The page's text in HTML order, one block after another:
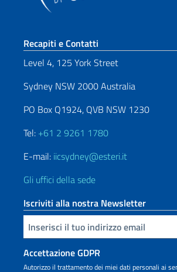
Sezione footer
Recapiti e Contatti
Level 4, 125 York Street
Sydney NSW 2000 Australia
PO Box Q1924, QVB NSW 1230
Tel: +61 2 9261 1780
E-mail: iicsydney@esteri.it
Gli uffici della sede
Iscriviti alla nostra Newsletter
Inserisci la tua email
Accettazione GDPR
Autorizzo il trattamento dei miei dati personali ai